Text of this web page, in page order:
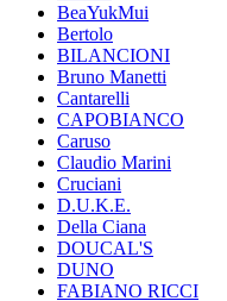
BeaYukMui
Bertolo
BILANCIONI
Bruno Manetti
Cantarelli
CAPOBIANCO
Caruso
Claudio Marini
Cruciani
D.U.K.E.
Della Ciana
DOUCAL'S
DUNO
FABIANO RICCI